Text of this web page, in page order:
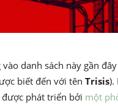
danh sách này gần
biết đến với tên Trisis).
phát triển bởi một